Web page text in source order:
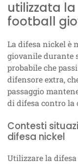
utilizzata
football
La difesa nickel è
giovanile durante
probabile che
difensore extra,
passaggio
di difesa contro la
Contesti
difesa nickel
Utilizzare la